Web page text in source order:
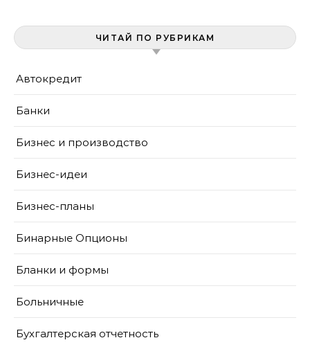
ЧИТАЙ ПО РУБРИКАМ
Автокредит
Банки
Бизнес и производство
Бизнес-идеи
Бизнес-планы
Бинарные Опционы
Бланки и формы
Больничные
Бухгалтерская отчетность